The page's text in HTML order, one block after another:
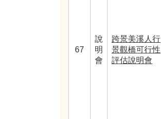
67
說
明
會
跨景美溪人行
景觀橋可行性
評估說明會